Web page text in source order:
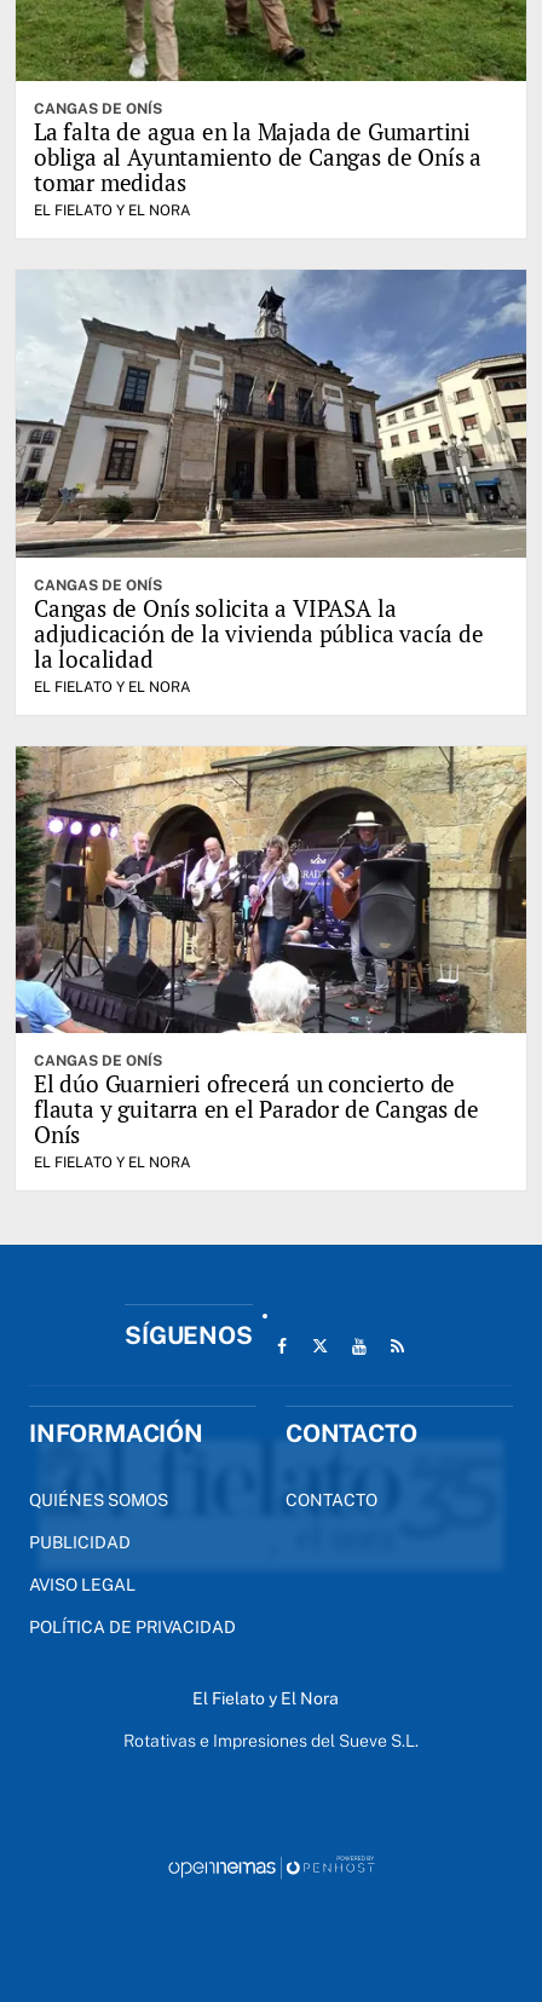
CANGAS DE ONÍS
La falta de agua en la Majada de Gumartini
obliga al Ayuntamiento de Cangas de Onís a
tomar medidas
EL FIELATO Y EL NORA
CANGAS DE ONÍS
Cangas de Onís solicita a VIPASA la
adjudicación de la vivienda pública vacía de
la localidad
EL FIELATO Y EL NORA
CANGAS DE ONÍS
El dúo Guarnieri ofrecerá un concierto de
flauta y guitarra en el Parador de Cangas de
Onís
EL FIELATO Y EL NORA
SÍGUENOS
INFORMACIÓN
QUIÉNES SOMOS
PUBLICIDAD
AVISO LEGAL
POLÍTICA DE PRIVACIDAD
CONTACTO
CONTACTO
El Fielato y El Nora
Rotativas e Impresiones del Sueve S.L.